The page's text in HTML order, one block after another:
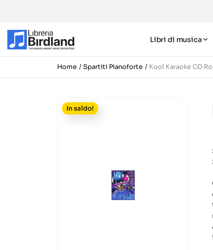
Libri di musica
Home Spartiti Pianoforte Kool Karaoke CD
In saldo!